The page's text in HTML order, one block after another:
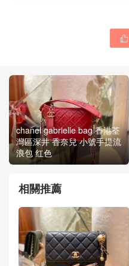

chanel gabrielle bag 香港荃
灣區深井 香奈兒 小號手提流
浪包 红色
相關推薦